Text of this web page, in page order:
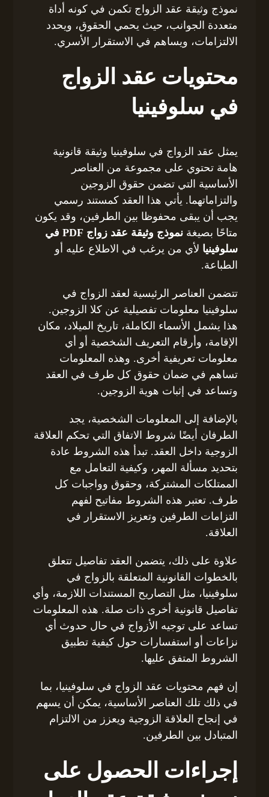
نموذج وثيقة عقد الزواج تكمن في كونه أداة
متعددة الجوانب، حيث يحمي الحقوق، ويحدد
الالتزامات، ويساهم في الاستقرار الأسري.
محتويات عقد الزواج
في سلوفينيا
يمثل عقد الزواج في سلوفينيا وثيقة قانونية
هامة تحتوي على مجموعة من العناصر
الأساسية التي تضمن حقوق الزوجين
والتزاماتهما. يأتي هذا العقد كمستند رسمي
يجب أن يبقى محفوظا بين الطرفين، وقد يكون
متاحًا بصيغة
نموذج وثيقة عقد زواج PDF في
سلوفينيا لأي من يرغب في الاطلاع عليه أو
الطباعة.
تتضمن العناصر الرئيسية لعقد الزواج في
سلوفينيا معلومات تفصيلية عن كلا الزوجين.
هذا يشمل الأسماء الكاملة، تاريخ الميلاد، مكان
الإقامة، وأرقام التعريف الشخصية أو أي
معلومات تعريفية أخرى. وهذه المعلومات
تساهم في ضمان حقوق كل طرف في العقد
وتساعد في إثبات هوية الزوجين.
بالإضافة إلى المعلومات الشخصية، يجد
الطرفان أيضًا شروط الاتفاق التي تحكم العلاقة
الزوجية داخل العقد. تبدأ هذه الشروط عادة
بتحديد مسألة المهر، وكيفية التعامل مع
الممتلكات المشتركة، وحقوق وواجبات كل
طرف. تعتبر هذه الشروط مفاتيح لفهم
التزامات الطرفين وتعزيز الاستقرار في
العلاقة.
علاوة على ذلك، يتضمن العقد تفاصيل تتعلق
بالخطوات القانونية المتعلقة بالزواج في
سلوفينيا، مثل التصاريح المستندات اللازمة، وأي
تفاصيل قانونية أخرى ذات صلة. هذه المعلومات
تساعد على توجيه الأزواج في حال حدوث أي
نزاعات أو استفسارات حول كيفية تطبيق
الشروط المتفق عليها.
إن فهم محتويات عقد الزواج في سلوفينيا، بما
في ذلك تلك العناصر الأساسية، يمكن أن يسهم
في إنجاح العلاقة الزوجية ويعزز من الالتزام
المتبادل بين الطرفين.
إجراءات الحصول على